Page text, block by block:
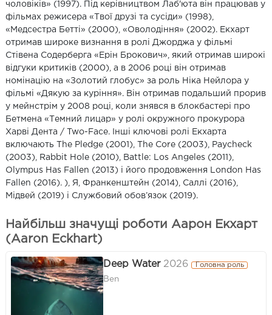
чоловіків» (1997). Під керівництвом Лаб'юта він працював у
фільмах режисера «Твої друзі та сусіди» (1998),
«Медсестра Бетті» (2000), «Оволодіння» (2002). Екхарт
отримав широке визнання в ролі Джорджа у фільмі
Стівена Содерберга «Ерін Брокович», який отримав широкі
відгуки критиків (2000), а в 2006 році він отримав
номінацію на «Золотий глобус» за роль Ніка Нейлора у
фільмі «Дякую за куріння». Він отримав подальший прорив
у мейнстрім у 2008 році, коли знявся в блокбастері про
Бетмена «Темний лицар» у ролі окружного прокурора
Харві Дента / Two-Face. Інші ключові ролі Екхарта
включають The Pledge (2001), The Core (2003), Paycheck
(2003), Rabbit Hole (2010), Battle: Los Angeles (2011),
Olympus Has Fallen (2013) і його продовження London Has
Fallen (2016). ), Я, Франкенштейн (2014), Саллі (2016),
Мідвей (2019) і Службовий обов’язок (2019).
Найбільш значущі роботи Аарон Екхарт
(Aaron Eckhart)
Deep Water 2026 Головна роль
Ben